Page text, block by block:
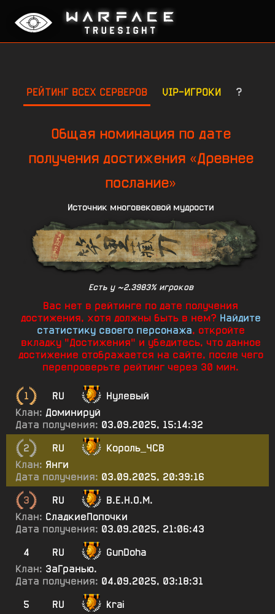
РЕЙТИНГ ВСЕХ СЕРВЕРОВ VIP-ИГРОКИ ?
Общая номинация по дате
получения достижения «Древнее
послание»
Источник многовековой мудрости
Есть у ~2.3983% игроков
Вас нет в рейтинге по дате получения
достижения, хотя должны быть в нем? Найдите
статистику своего персонажа, откройте
вкладку "Достижения" и убедитесь, что данное
достижение отображается на сайте, после чего
перепроверьте рейтинг через 30 мин.
1 RU
Нулевый
Клан: Доминируй
Дата получения: 03.09.2025, 15:14:32
2
RU
Король_ЧСВ
Клан: Янги
Дата получения: 03.09.2025, 20:39:16
3
RU
В.Е.Н.О.М.
Клан: СладкиеПопочки
Дата получения: 03.09.2025, 21:06:43
4
RU
GunDoha
Клан: ЗаГранью.
Дата получения: 04.09.2025, 03:18:31
5
RU
krai